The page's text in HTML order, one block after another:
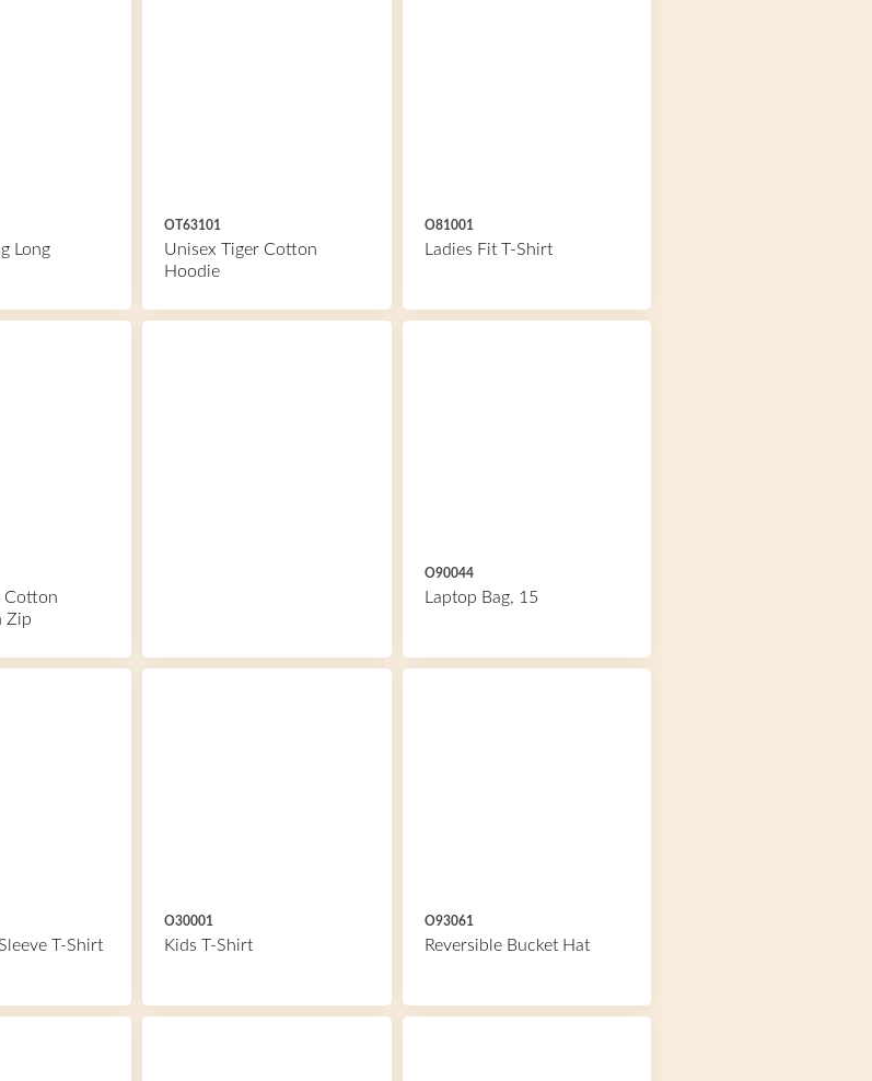
Long
OT63101
Unisex Tiger Cotton
Hoodie
O81001
Ladies Fit T-Shirt
Cotton
Zip
O90044
Laptop Bag, 15
T-Shirt
O30001
Kids T-Shirt
O93061
Reversible Bucket Hat